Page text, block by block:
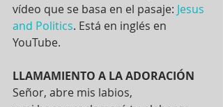
vídeo que se basa en el pasaje: Jesus
and Politics. Está en inglés en
YouTube.
LLAMAMIENTO A LA ADORACIÓN
Señor, abre mis labios,